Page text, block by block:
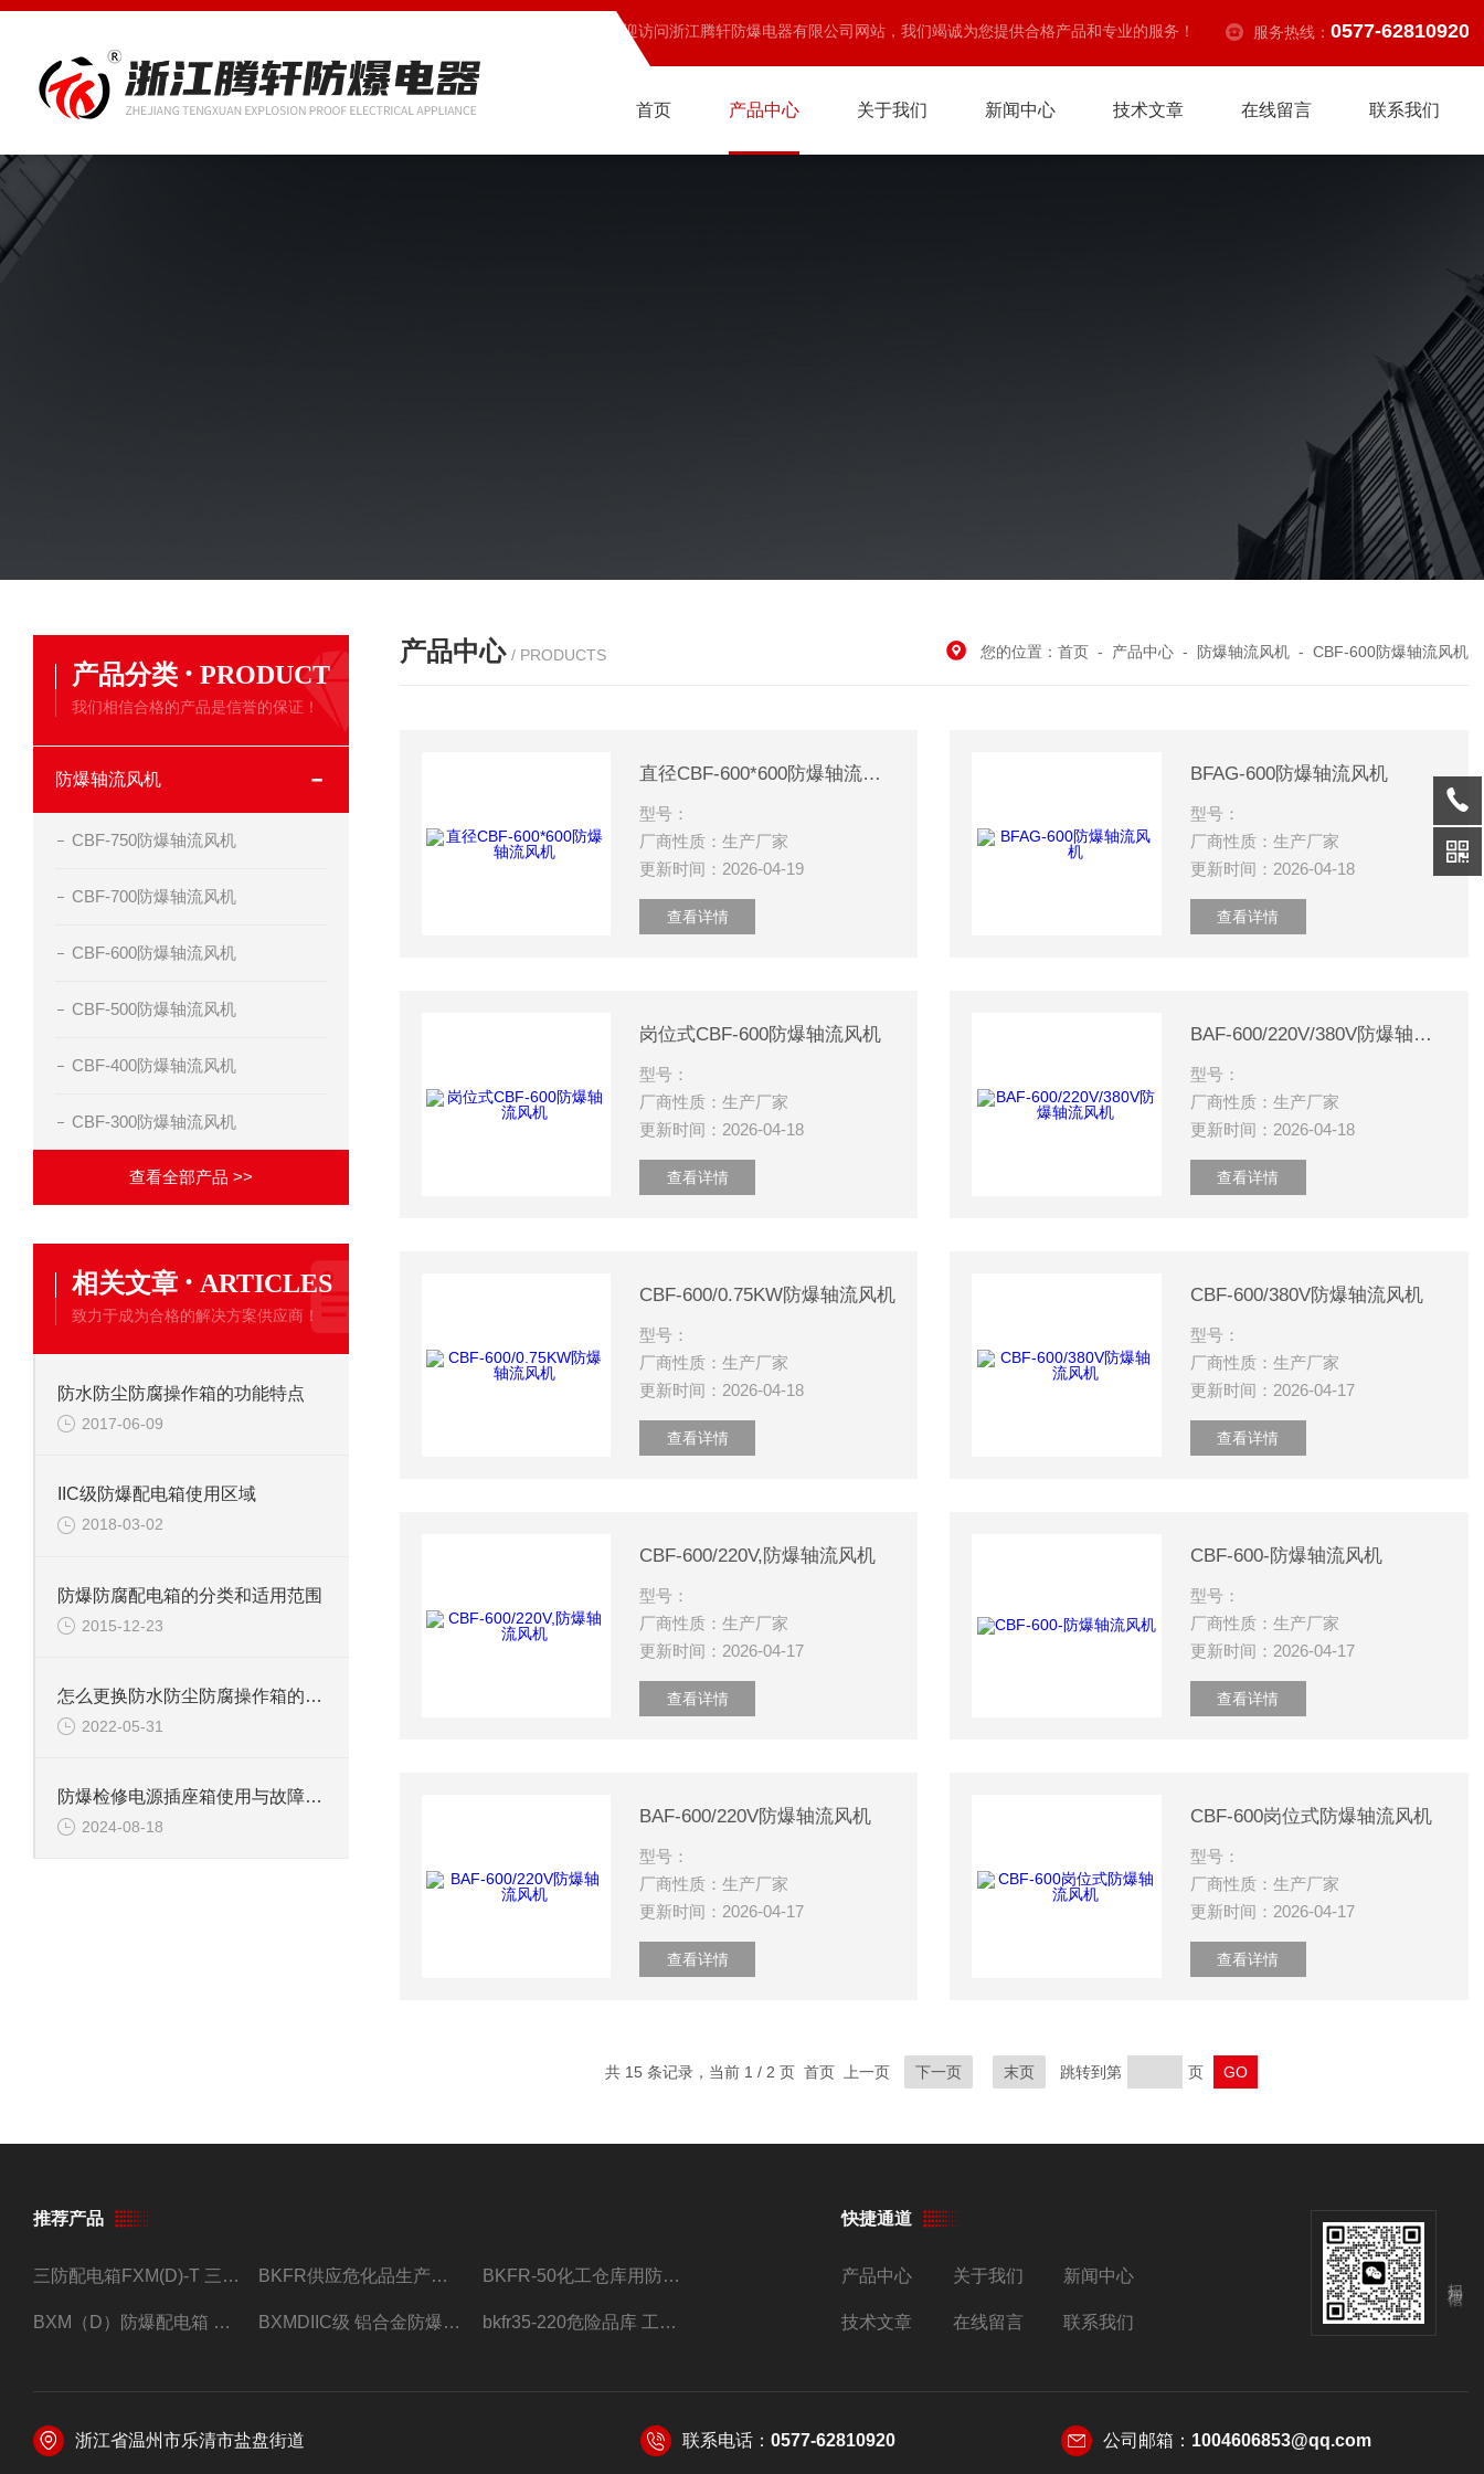
欢迎访问浙江腾轩防爆电器有限公司网站，我们竭诚为您提供合格产品和专业的服务！ 服务热线： 0577-62810920
首页 产品中心 关于我们 新闻中心 技术文章 在线留言 联系我们
产品分类 · PRODUCT
我们相信合格的产品是信誉的保证！
防爆轴流风机
CBF-750防爆轴流风机
CBF-700防爆轴流风机
CBF-600防爆轴流风机
CBF-500防爆轴流风机
CBF-400防爆轴流风机
CBF-300防爆轴流风机
查看全部产品 >>
相关文章 · ARTICLES
致力于成为合格的解决方案供应商！
防水防尘防腐操作箱的功能特点
2017-06-09
IIC级防爆配电箱使用区域
2018-03-02
防爆防腐配电箱的分类和适用范围
2015-12-23
怎么更换防水防尘防腐操作箱的灯泡？
2022-05-31
防爆检修电源插座箱使用与故障处理指南
2024-08-18
产品中心 / PRODUCTS 您的位置： 首页 - 产品中心 - 防爆轴流风机 - CBF-600防爆轴流风机
直径CBF-600*600防爆轴流风机
型号：
厂商性质：生产厂家
更新时间：2026-04-19
查看详情
BFAG-600防爆轴流风机
型号：
厂商性质：生产厂家
更新时间：2026-04-18
查看详情
岗位式CBF-600防爆轴流风机
型号：
厂商性质：生产厂家
更新时间：2026-04-18
查看详情
BAF-600/220V/380V防爆轴流风机
型号：
厂商性质：生产厂家
更新时间：2026-04-18
查看详情
CBF-600/0.75KW防爆轴流风机
型号：
厂商性质：生产厂家
更新时间：2026-04-18
查看详情
CBF-600/380V防爆轴流风机
型号：
厂商性质：生产厂家
更新时间：2026-04-17
查看详情
CBF-600/220V,防爆轴流风机
型号：
厂商性质：生产厂家
更新时间：2026-04-17
查看详情
CBF-600-防爆轴流风机
型号：
厂商性质：生产厂家
更新时间：2026-04-17
查看详情
BAF-600/220V防爆轴流风机
型号：
厂商性质：生产厂家
更新时间：2026-04-17
查看详情
CBF-600岗位式防爆轴流风机
型号：
厂商性质：生产厂家
更新时间：2026-04-17
查看详情
共 15 条记录，当前 1 / 2 页 首页 上一页 下一页 末页 跳转到第 页
推荐产品
三防配电箱FXM(D)-T 三防型黑色工程塑料 BKFR供应危化品生产车间1.5匹2匹3匹5匹防爆空调 BKFR-50化工仓库用防爆空调器 加工定制改装
BXM（D）防爆配电箱 防爆照明动力箱厂家 定做 BXMDIIC级 铝合金防爆照明动力配电箱 加工定做 bkfr35-220危险品库 工业1.5匹格力挂式防爆空调
快捷通道
产品中心 关于我们 新闻中心
技术文章 在线留言 联系我们
浙江省温州市乐清市盐盘街道 联系电话： 0577-62810920 公司邮箱： 1004606853@qq.com